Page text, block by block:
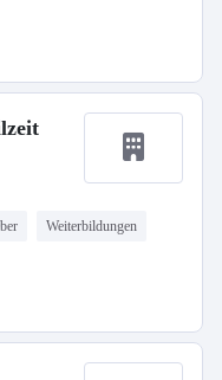
Weiterbildungen